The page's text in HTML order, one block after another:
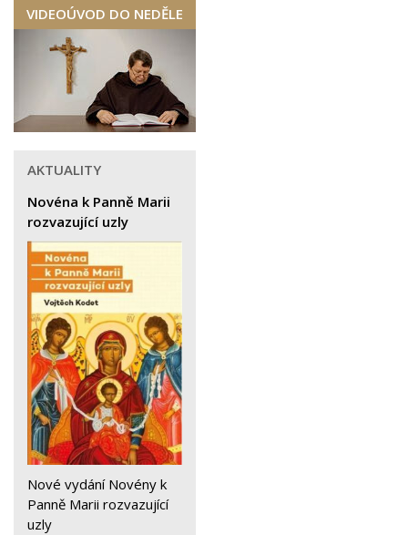
VIDEOÚVOD DO NEDĚLE
AKTUALITY
Novéna k Panně Marii
rozvazující uzly
Nové vydání Novény k
Panně Marii rozvazující
uzly